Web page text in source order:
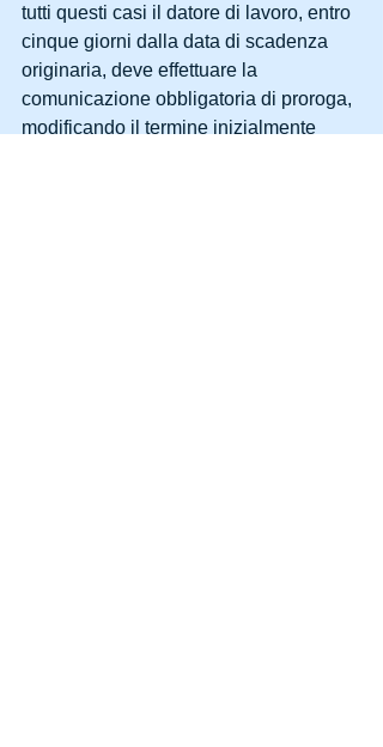
tutti questi casi il datore di lavoro, entro
cinque giorni dalla data di scadenza
originaria, deve effettuare la
comunicazione obbligatoria di proroga,
modificando il termine inizialmente